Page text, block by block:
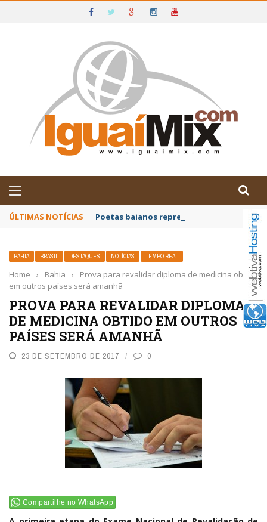
IGUAÍ E SUDOESTE DA BAHIA
ÚLTIMAS NOTÍCIAS Poetas baianos representam o Brasil no
BAHIA BRASIL DESTAQUES NOTÍCIAS TEMPO REAL
Home › Bahia ›
Prova para revalidar diploma de medicina obtido
em outros países será amanhã
PROVA PARA REVALIDAR DIPLOMA
DE MEDICINA OBTIDO EM OUTROS
PAÍSES SERÁ AMANHÃ
23 DE SETEMBRO DE 2017 0
Compartilhe no WhatsApp